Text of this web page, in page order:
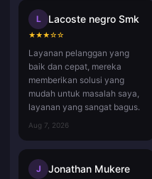
L Lacoste negro Smk
★★★☆☆
Layanan pelanggan yang
baik dan cepat, mereka
memberikan solusi yang
mudah untuk masalah saya,
layanan yang sangat bagus.
Aug 7, 2026
J Jonathan Mukere